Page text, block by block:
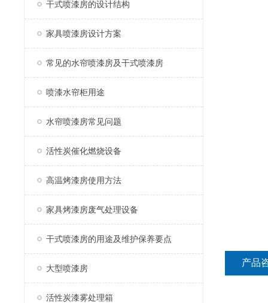
干式喷漆房的设计结构
家具喷漆房设计方案
常见的水帘喷漆房及干式喷漆房
喷漆水帘柜用途
水帘喷漆房常见问题
活性炭催化燃烧设备
高温烤漆房使用方法
家具烤漆房废气处理设备
干式喷漆房的用途及维护保养要点
大型喷漆房
活性炭漆雾处理箱
产品